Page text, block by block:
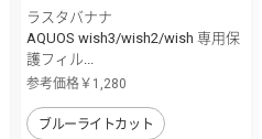
ラスタバナナ
AQUOS wish3/wish2/wish 専用保
護フィル...
参考価格￥1,280
ブルーライトカット